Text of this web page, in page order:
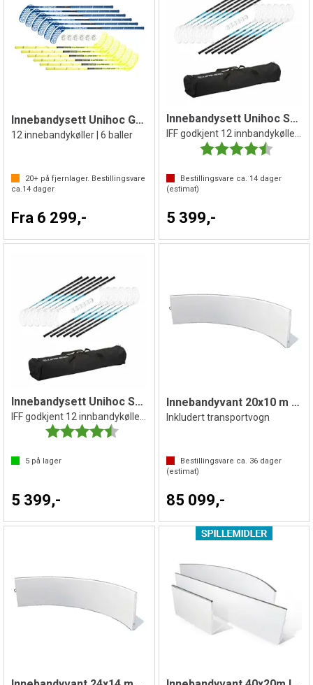
Innebandysett Unihoc Gamer
12 innebandykøller | 6 baller
20+ på fjernlager. Bestillingsvare
ca. 14 dager
Fra 6 299,-
Innebandysett Unihoc Sniper 100cm
Karakter:
Bestillingsvare ca. 14dager
(estimat)
5 399,-
Innebandysett Unihoc Sniper 96cm
Karakter:
4.8 av 5 mulige
5 på lager
5 399,-
Innebandyvant 20x10 m Trening
Inkludert transportvogn
Bestillingsvare ca. 36dager
(estimat)
85 099,-